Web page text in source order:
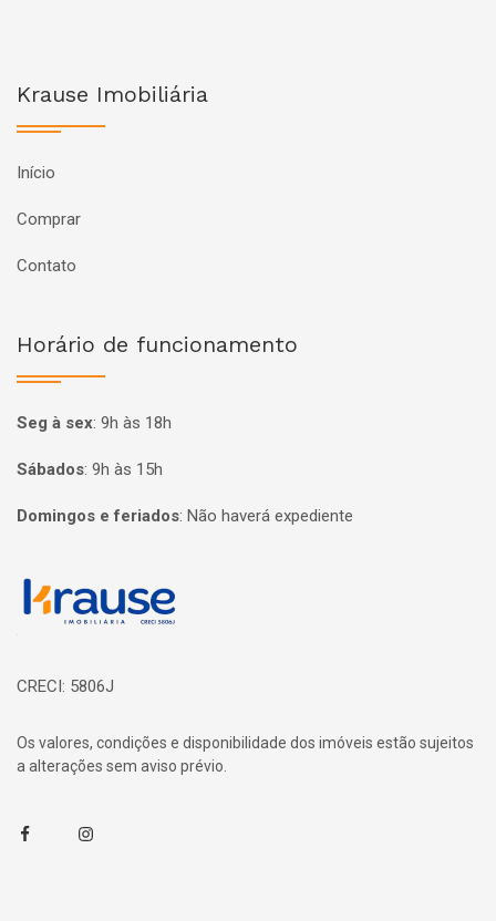
Krause Imobiliária
Início
Comprar
Contato
Horário de funcionamento
Seg à sex: 9h às 18h
Sábados: 9h às 15h
Domingos e feriados: Não haverá expediente
Página inicial
CRECI: 5806J
Os valores, condições e disponibilidade dos imóveis estão sujeitos
a alterações sem aviso prévio.
FacebookInstagram